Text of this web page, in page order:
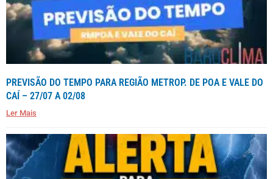
PREVISÃO DO TEMPO PARA REGIÃO METROP. DE POA E VALE DO
CAÍ – 27/07 A 02/08
Ler Mais